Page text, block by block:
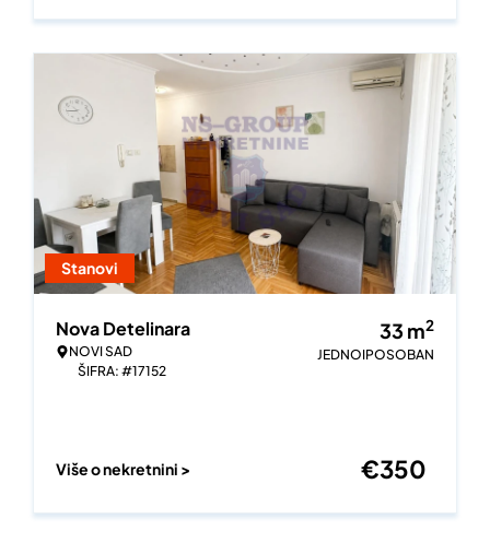
Stanovi
Nova Detelinara
NOVI SAD
ŠIFRA: #17152
33 m2
JEDNOIPOSOBAN
Više o nekretnini > €350